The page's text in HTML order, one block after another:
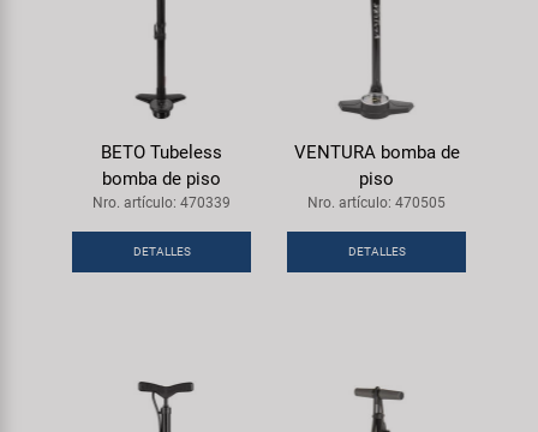
BETO Tubeless
bomba de piso
Nro. artículo: 470339
DETALLES
VENTURA bomba de
piso
Nro. artículo: 470505
DETALLES